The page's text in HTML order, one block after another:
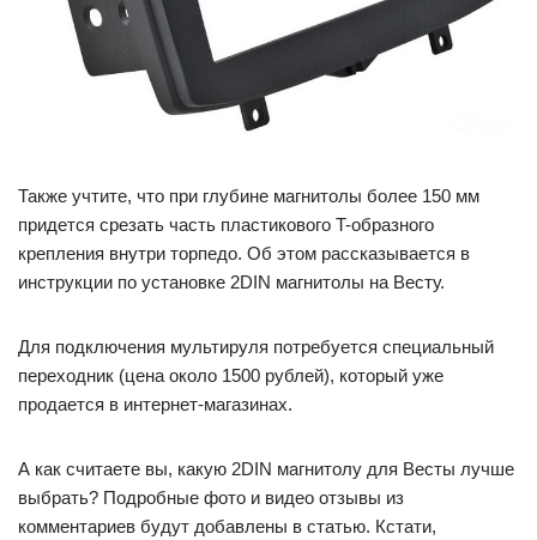
Также учтите, что при глубине магнитолы более 150 мм
придется срезать часть пластикового T-образного
крепления внутри торпедо. Об этом рассказывается в
инструкции по установке 2DIN магнитолы на Весту.
Для подключения мультируля потребуется специальный
переходник (цена около 1500 рублей), который уже
продается в интернет-магазинах.
А как считаете вы, какую 2DIN магнитолу для Весты лучше
выбрать? Подробные фото и видео отзывы из
комментариев будут добавлены в статью. Кстати,